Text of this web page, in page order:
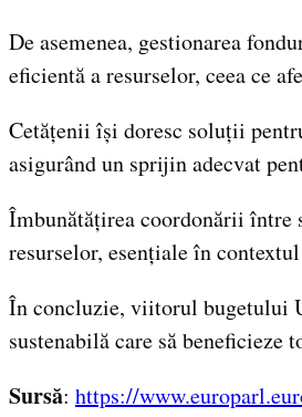
De asemenea, gestionarea
eficientă a resurselor, ceea ce
Cetățenii își doresc soluții
asigurând un sprijin adecvat
Îmbunătățirea coordonării între
resurselor, esențiale în
În concluzie, viitorul bugetului
sustenabilă care să beneficieze
Sursă: https://